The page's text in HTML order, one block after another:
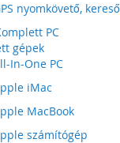
nyomkövető, kereső
PC
gépek
In-One PC
iMac
MacBook
számítógép